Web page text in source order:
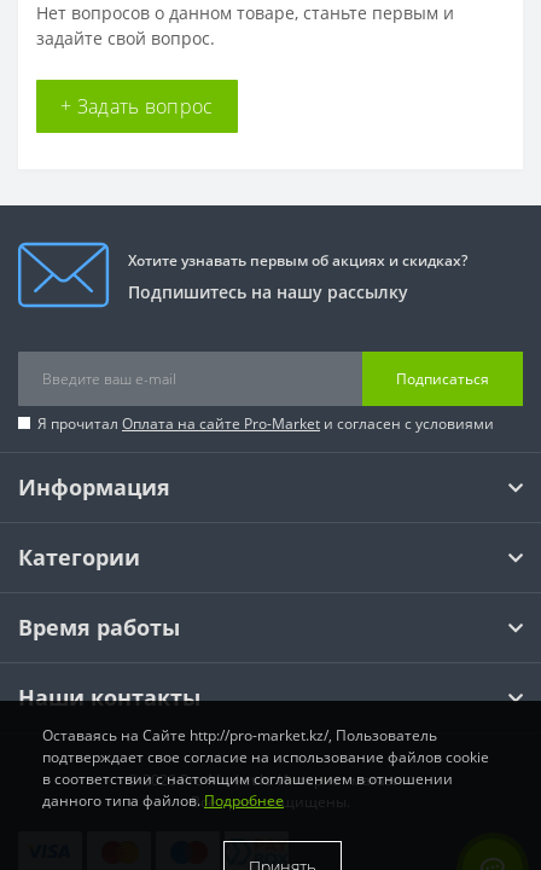
Нет вопросов о данном товаре, станьте первым и
задайте свой вопрос.
+ Задать вопрос
Хотите узнавать первым об акциях и скидках?
Подпишитесь на нашу рассылку
Подписаться
Я прочитал Оплата на сайте Pro-Market и согласен с условиями
Информация
Категории
Время работы
Наши контакты
© 2026 Pro-Market.kz Интернет магазин.
Все права защищены.
Оставаясь на Сайте http://pro-market.kz/, Пользователь
подтверждает свое согласие на использование файлов cookie
в соответствии с настоящим соглашением в отношении
данного типа файлов. Подробнее